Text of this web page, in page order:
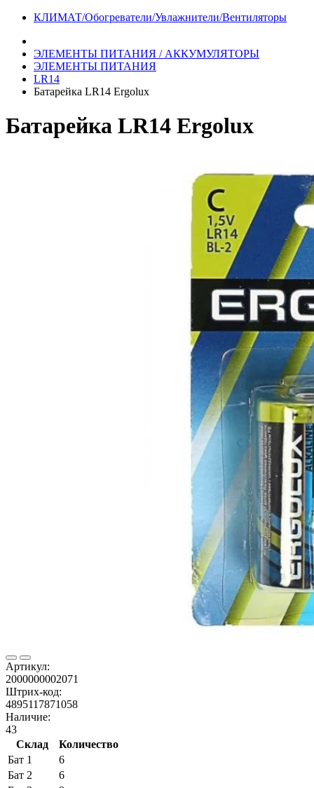
КЛИМАТ/Обогреватели/Увлажнители/Вентиляторы
ЭЛЕМЕНТЫ ПИТАНИЯ / АККУМУЛЯТОРЫ
ЭЛЕМЕНТЫ ПИТАНИЯ
LR14
Батарейка LR14 Ergolux
Батарейка LR14 Ergolux
Артикул:
2000000002071
Штрих-код:
4895117871058
Наличие:
43
Склад
Количество
Бат 1
6
Бат 2
6